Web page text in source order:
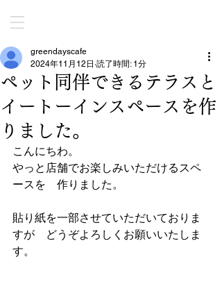
ペット同伴できるテラスと
イートーインスペースを作
りました。
greendayscafe
2024年11月12日 読了時間: 1分
こんにちわ。
やっと店舗でお楽しみいただけるスペ
ースを　作りました。
貼り紙を一部させていただいておりま
すが　どうぞよろしくお願いいたしま
す。